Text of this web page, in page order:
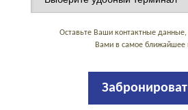
Оставьте Ваши контактные
Вами в самое ближайшее